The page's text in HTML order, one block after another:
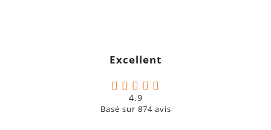
Excellent
4.9
Basé sur 874avis